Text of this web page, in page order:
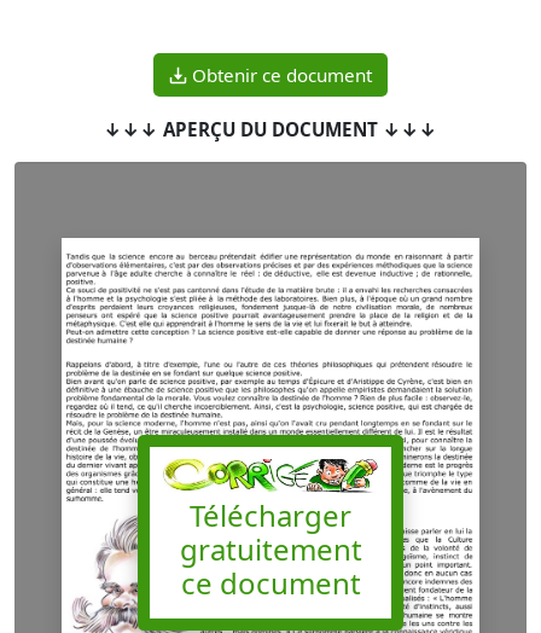
Obtenir ce document
↓↓↓ APERÇU DU DOCUMENT ↓↓↓
Télécharger
gratuitement
ce document